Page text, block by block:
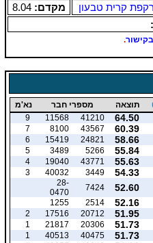
קרית טבעון מקדם: 8.04
בקישור.
תוצאה מספרי חבר נא'מ
64.50
41210
11568
9
60.39
43567
8100
7
58.66
24821
15419
6
55.84
5266
3489
5
55.63
43771
19040
4
54.33
3449
40032
3
52.60
7424
28-
0470
52.16
2514
1255
51.95
20712
17516
2
51.73
20306
21817
1
51.73
40475
40513
1